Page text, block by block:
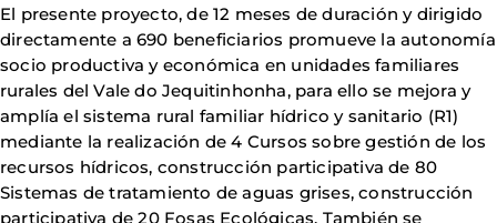
El presente proyecto, de 12 meses de duración y dirigido
directamente a 690 beneficiarios promueve la autonomía
socio productiva y económica en unidades familiares
rurales del Vale do Jequitinhonha, para ello se mejora y
amplía el sistema rural familiar hídrico y sanitario (R1)
mediante la realización de 4 Cursos sobre gestión de los
recursos hídricos, construcción participativa de 80
Sistemas de tratamiento de aguas grises, construcción
participativa de 20 Fosas Ecológicas. También se